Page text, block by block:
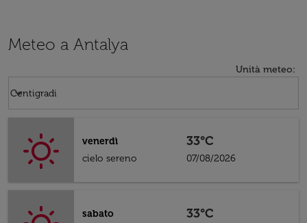
Meteo a Antalya
Unità meteo:
Centigradi
keyboard_arrow_down
venerdì
cielo sereno
33°C
07/08/2026
sabato
33°C